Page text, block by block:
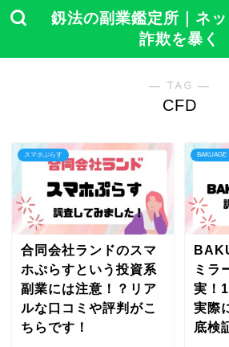
釼法の副業鑑定所｜ネ
詐欺を暴く
― TAG ―
CFD
スマホぷらす
合同会社ランドのスマ
ホぷらすという投資系
副業には注意！？リア
ルな口コミや評判がこ
ちらです！
ミラ
実！
実際
底検